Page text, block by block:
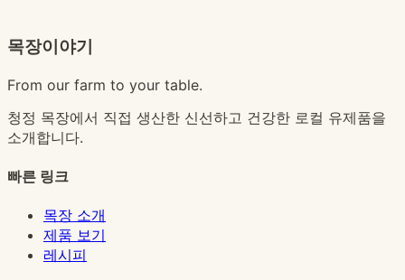
목장이야기
From our farm to your table.
청정 목장에서 직접 생산한 신선하고 건강한 로컬 유제품을
소개합니다.
빠른 링크
목장 소개
제품 보기
레시피